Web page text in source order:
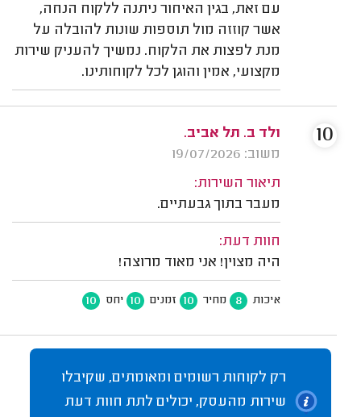
עם זאת, בגין האיחור ניתנה ללקוח הנחה,
אשר קוזזה מול תוספות שונות להובלה על
מנת לפצות את הלקוח. נמשיך להעניק שירות
מקצועי, אמין והוגן לכל לקוחותינו.
ולד ב. תל אביב.
משוב: 19/07/2026
תיאור השירות:
מעבר בתוך גבעתיים.
חוות דעת:
היה מצוין! אני מאוד מרוצה!
איכות 8 מחיר 10 זמנים 10 יחס 10
10
רק לקוחות רשומים ומאומתים, שקיבלו
שירות מהעסק, יכולים לתת חוות דעת